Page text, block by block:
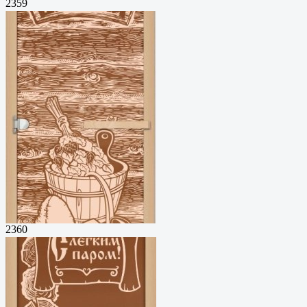
2359
2360